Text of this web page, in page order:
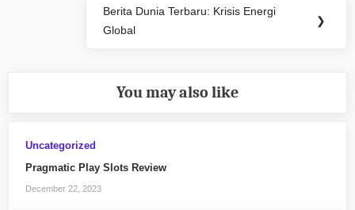
Next
Post:
Berita Dunia Terbaru: Krisis Energi
Global
❯
You may also like
Uncategorized
Pragmatic Play Slots Review
December 22, 2023